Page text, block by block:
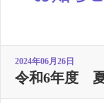
2024年06月26日
令和6年度